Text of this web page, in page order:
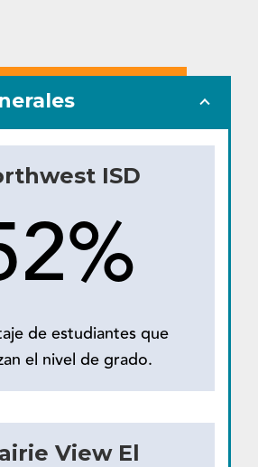
ISD
de estudiantes que
el nivel de grado.
View El